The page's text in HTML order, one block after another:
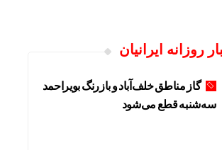
روزانه ایرانیان
گاز مناطق خلف‌آباد و بازرنگ بویراحمد
سه‌شنبه قطع می‌شود